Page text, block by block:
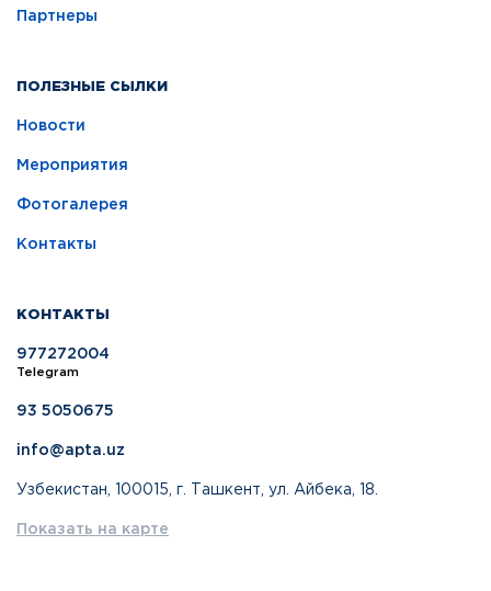
Партнеры
ПОЛЕЗНЫЕ СЫЛКИ
Новости
Мероприятия
Фотогалерея
Контакты
КОНТАКТЫ
977272004
Telegram
93 5050675
info@apta.uz
Узбекистан, 100015, г. Ташкент, ул. Айбека, 18.
Показать на карте